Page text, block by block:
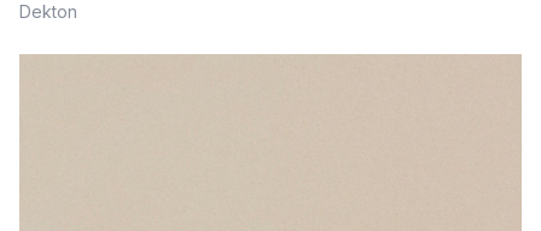
Dekton